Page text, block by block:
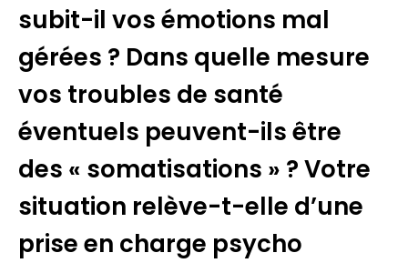
subit-il vos émotions mal
gérées ? Dans quelle mesure
vos troubles de santé
éventuels peuvent-ils être
des « somatisations » ? Votre
situation relève-t-elle d’une
prise en charge psycho